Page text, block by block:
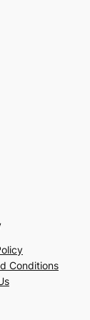
Conditions